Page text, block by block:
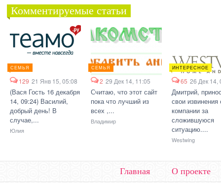
Комментируемые статьи
СЕМЬЯ
129 21 Янв 15, 05:08
(Вася Гость 16 декабря
14, 09:24) Василий,
добрый день! В
случае,...
Юлия
СЕМЬЯ
2 29 Дек 14, 11:05
Считаю, что этот сайт
пока что лучший из
всех ,...
Владимир
ИНТЕРЕСНОЕ
65 26 Дек 14,
Дмитрий,
свои извинения
компании за
сложившуюся
ситуацию....
Westwing
Главная О проекте